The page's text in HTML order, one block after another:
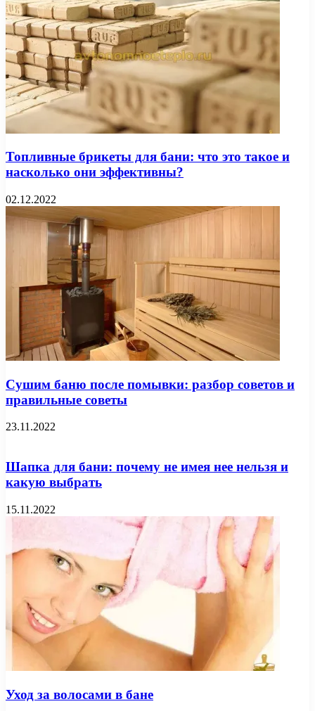
Топливные брикеты для бани: что это такое и
насколько они эффективны?
02.12.2022
Сушим баню после помывки: разбор советов и
правильные советы
23.11.2022
Шапка для бани: почему не имея нее нельзя и
какую выбрать
15.11.2022
Уход за волосами в бане